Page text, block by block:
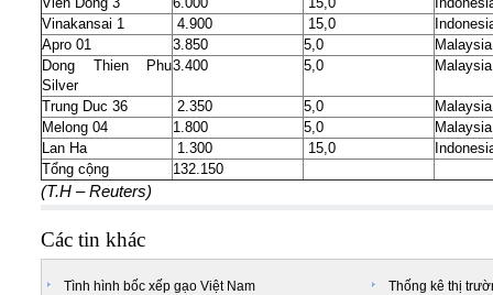
Vinakansai 1
4.900 15,0
Apro 01
3.850 5,0
Malaysia
Dong Thien Phu
Silver
3.400 5,0 Malaysia
Trung Duc 36 2.350 5,0
Malaysia
Melong 04
1.800 5,0
Malaysia
Lan Ha
1.300 15,0
Tổng cộng
132.150
(T.H – Reuters)
Các tin khác
Tình hình bốc xếp gạo Việt Nam
Thống kê thị